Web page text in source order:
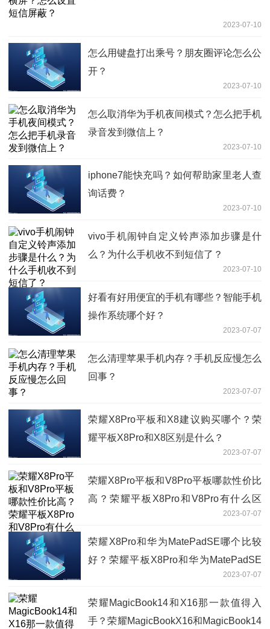
2023-07-10
怎么用键盘打出乘号？朋友圈评论怎么公
开？
2023-07-10
怎么取消华为手机夜间模式？怎么把手机
录音发到微信上？
2023-07-10
iphone7能快充吗？如何帮助家里老人查
询话费？
2023-07-10
vivo手机闹钟自定义铃声添加步骤是什
么？为什么手机收不到短信了？
2023-07-10
好看有好用便宜的手机有哪些？智能手机
操作系统哪个好？
2023-07-07
怎么清理苹果手机内存？手机反应慢怎么
回事？
2023-07-07
荣耀X8Pro平板和X8建议购买哪个？荣
耀平板X8Pro和X8区别是什么？
2023-07-07
荣耀X8Pro平板和V8Pro平板哪款性价比
高？荣耀平板X8Pro和V8Pro有什么区
2023-07-07
荣耀X8Pro和华为MatePadSE哪个比较
好？荣耀平板X8Pro和华为MatePadSE
2023-07-07
荣耀MagicBook14和X16那一款值得入
手？荣耀MagicBookX16和MagicBook14